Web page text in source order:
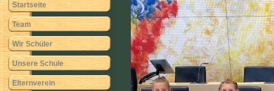
Startseite
Team
Wir Schüler
Unsere Schule
Elternverein